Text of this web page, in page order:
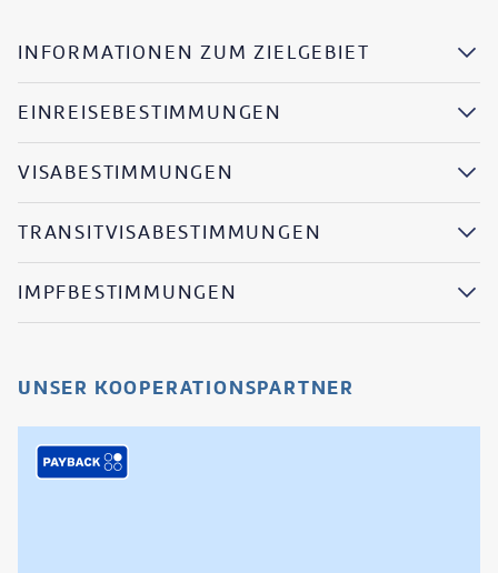
INFORMATIONEN ZUM ZIELGEBIET
EINREISEBESTIMMUNGEN
VISABESTIMMUNGEN
TRANSITVISABESTIMMUNGEN
IMPFBESTIMMUNGEN
UNSER KOOPERATIONSPARTNER